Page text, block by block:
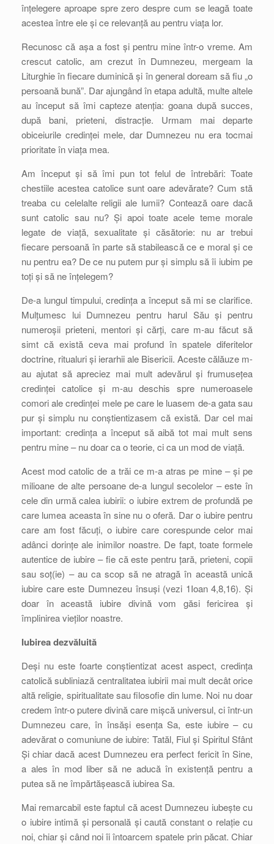
înțelegere aproape spre zero despre cum se leagă toate
acestea între ele și ce relevanță au pentru viața lor.
Recunosc că așa a fost și pentru mine într-o vreme. Am
crescut catolic, am crezut în Dumnezeu, mergeam la
Liturghie în fiecare duminică și în general doream să fiu „o
persoană bună”. Dar ajungând în etapa adultă, multe altele
au început să îmi capteze atenția: goana după succes,
după bani, prieteni, distracție. Urmam mai departe
obiceiurile credinței mele, dar Dumnezeu nu era tocmai
prioritate în viața mea.
Am început și să îmi pun tot felul de întrebări: Toate
chestiile acestea catolice sunt oare adevărate? Cum stă
treaba cu celelalte religii ale lumii? Contează oare dacă
sunt catolic sau nu? Și apoi toate acele teme morale
legate de viață, sexualitate și căsătorie: nu ar trebui
fiecare persoană în parte să stabilească ce e moral și ce
nu pentru ea? De ce nu putem pur și simplu să îi iubim pe
toți și să ne înțelegem?
De-a lungul timpului, credința a început să mi se clarifice.
Mulțumesc lui Dumnezeu pentru harul Său și pentru
numeroșii prieteni, mentori și cărți, care m-au făcut să
simt că există ceva mai profund în spatele diferitelor
doctrine, ritualuri și ierarhii ale Bisericii. Aceste călăuze m-
au ajutat să apreciez mai mult adevărul și frumusețea
credinței catolice și m-au deschis spre numeroasele
comori ale credinței mele pe care le luasem de-a gata sau
pur și simplu nu conștientizasem că există. Dar cel mai
important: credința a început să aibă tot mai mult sens
pentru mine – nu doar ca o teorie, ci ca un mod de viață.
Acest mod catolic de a trăi ce m-a atras pe mine – și pe
milioane de alte persoane de-a lungul secolelor – este în
cele din urmă calea iubirii: o iubire extrem de profundă pe
care lumea aceasta în sine nu o oferă. Dar o iubire pentru
care am fost făcuți, o iubire care corespunde celor mai
adânci dorințe ale inimilor noastre. De fapt, toate formele
autentice de iubire – fie că este pentru țară, prieteni, copii
sau soț(ie) – au ca scop să ne atragă în această unică
iubire care este Dumnezeu însuși (vezi 1Ioan 4,8,16). Și
doar în această iubire divină vom găsi fericirea și
împlinirea vieților noastre.
Iubirea dezvăluită
Deși nu este foarte conștientizat acest aspect, credința
catolică subliniază centralitatea iubirii mai mult decât orice
altă religie, spiritualitate sau filosofie din lume. Noi nu doar
credem într-o putere divină care mișcă universul, ci într-un
Dumnezeu care, în însăși esența Sa, este iubire – cu
adevărat o comuniune de iubire: Tatăl, Fiul și Spiritul Sfânt
Și chiar dacă acest Dumnezeu era perfect fericit în Sine,
a ales în mod liber să ne aducă în existență pentru a
putea să ne împărtășească iubirea Sa.
Mai remarcabil este faptul că acest Dumnezeu iubește cu
o iubire intimă și personală și caută constant o relație cu
noi, chiar și când noi îi întoarcem spatele prin păcat. Chiar